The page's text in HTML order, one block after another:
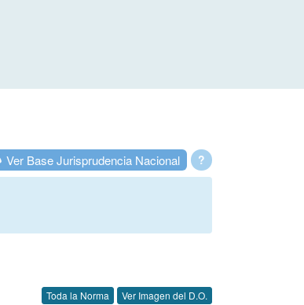
?
Ver Base Jurisprudencia Nacional
Toda la Norma Ver Imagen del D.O.